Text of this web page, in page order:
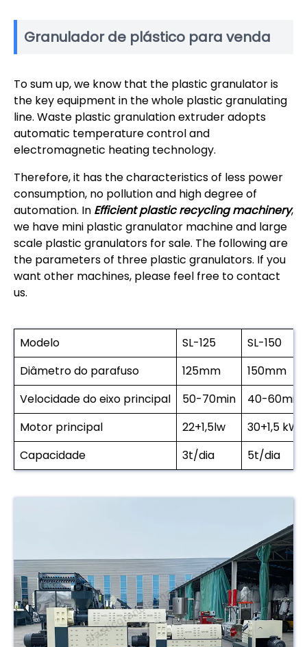
Granulador de plástico para venda
To sum up, we know that the plastic granulator is
the key equipment in the whole plastic granulating
line. Waste plastic granulation extruder adopts
automatic temperature control and
electromagnetic heating technology.
Therefore, it has the characteristics of less power
consumption, no pollution and high degree of
automation. In Efficient plastic recycling machinery,
we have mini plastic granulator machine and large
scale plastic granulators for sale. The following are
the parameters of three plastic granulators. If you
want other machines, please feel free to contact
us.
Modelo SL-125
SL-150
Diâmetro do parafuso
125mm
150mm
Velocidade do eixo principal
50-70min
40-60min
Motor principal
22+1,5lw
30+1,5 kW
Capacidade
3t/dia 5t/dia